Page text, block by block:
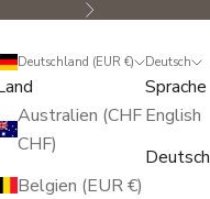
Vor
Deutschland (EUR €)
Australien (CHF
CHF)
Belgien (EUR €)
Deutsch
Sprache
English
Deutsch